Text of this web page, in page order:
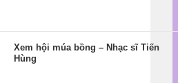
Xem hội múa bồng – Nhạc sĩ Tiến
Hùng